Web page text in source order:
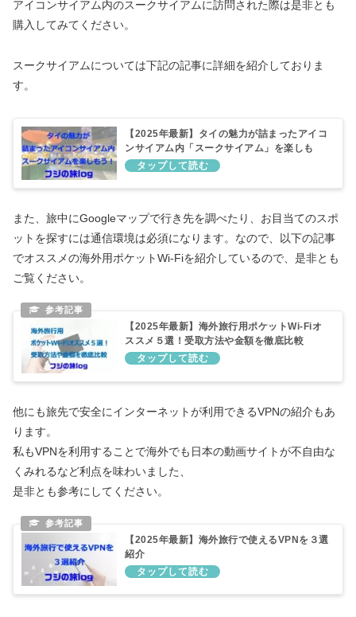
アイコンサイアム内のスークサイアムに訪問された際は是非とも
購入してみてください。
スークサイアムについては下記の記事に詳細を紹介しておりま
す。
【2025年最新】タイの魅力が詰まったアイコ
ンサイアム内「スークサイアム」を楽しも
う！
また、旅中にGoogleマップで行き先を調べたり、お目当てのスポ
ットを探すには通信環境は必須になります。なので、以下の記事
でオススメの海外用ポケットWi-Fiを紹介しているので、是非とも
ご覧ください。
【2025年最新】海外旅行用ポケットWi-Fiオ
ススメ５選！受取方法や金額を徹底比較
他にも旅先で安全にインターネットが利用できるVPNの紹介もあ
ります。
私もVPNを利用することで海外でも日本の動画サイトが不自由な
くみれるなど利点を味わいました、
是非とも参考にしてください。
【2025年最新】海外旅行で使えるVPNを３選
紹介